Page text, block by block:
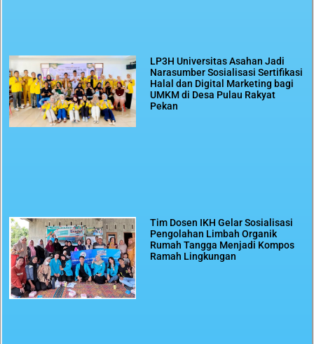
LP3H Universitas Asahan Jadi
Narasumber Sosialisasi Sertifikasi
Halal dan Digital Marketing bagi
UMKM di Desa Pulau Rakyat
Pekan
Tim Dosen IKH Gelar Sosialisasi
Pengolahan Limbah Organik
Rumah Tangga Menjadi Kompos
Ramah Lingkungan